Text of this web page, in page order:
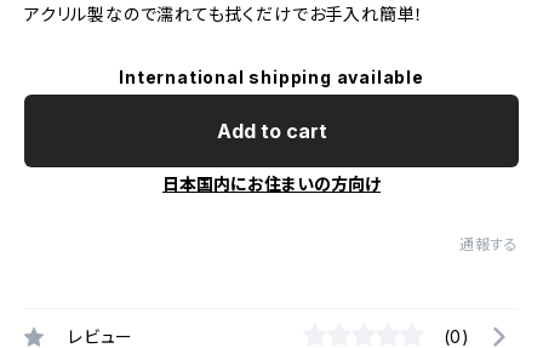
アクリル製なので濡れても拭くだけでお手入れ簡単！
International shipping available
Add to cart
日本国内にお住まいの方向け
通報する
レビュー (0)